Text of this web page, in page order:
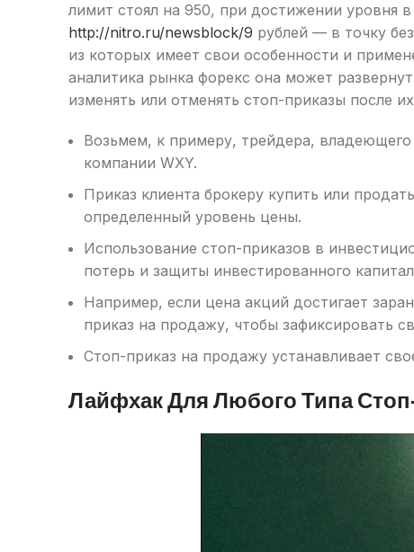
лимит стоял на 950, при достижении уровня
http://nitro.ru/newsblock/9 рублей — в точку
из которых имеет свои особенности и
аналитика рынка форекс она может
изменять или отменять стоп-приказы после
Возьмем, к примеру, трейдера,
компании WXY.
Приказ клиента брокеру купить или
определенный уровень цены.
Использование стоп-приказов в
потерь и защиты инвестированного
Например, если цена акций достигает
приказ на продажу, чтобы зафиксировать
Стоп-приказ на продажу устанавливает
Лайфхак Для Любого Типа